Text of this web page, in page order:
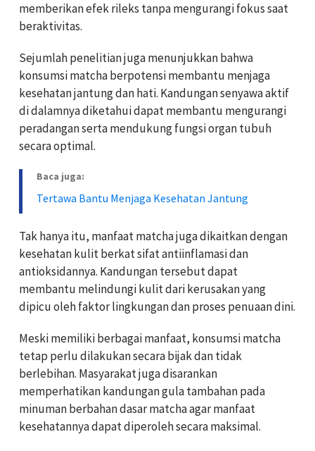
memberikan efek rileks tanpa mengurangi fokus saat
beraktivitas.
Sejumlah penelitian juga menunjukkan bahwa
konsumsi matcha berpotensi membantu menjaga
kesehatan jantung dan hati. Kandungan senyawa aktif
di dalamnya diketahui dapat membantu mengurangi
peradangan serta mendukung fungsi organ tubuh
secara optimal.
Baca juga:
Tertawa Bantu Menjaga Kesehatan Jantung
Tak hanya itu, manfaat matcha juga dikaitkan dengan
kesehatan kulit berkat sifat antiinflamasi dan
antioksidannya. Kandungan tersebut dapat
membantu melindungi kulit dari kerusakan yang
dipicu oleh faktor lingkungan dan proses penuaan dini.
Meski memiliki berbagai manfaat, konsumsi matcha
tetap perlu dilakukan secara bijak dan tidak
berlebihan. Masyarakat juga disarankan
memperhatikan kandungan gula tambahan pada
minuman berbahan dasar matcha agar manfaat
kesehatannya dapat diperoleh secara maksimal.